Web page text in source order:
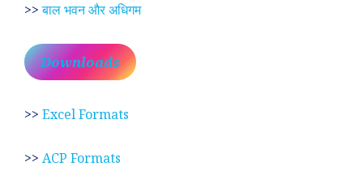
>>बाल भवन और अधिगम
Downloads
>> Excel Formats
>> ACP Formats